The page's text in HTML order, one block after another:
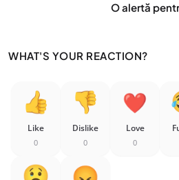
O alertă
WHAT'S YOUR REACTION?
Like
0
Dislike
0
Love
0